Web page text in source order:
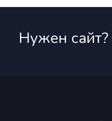
Нужен сайт?